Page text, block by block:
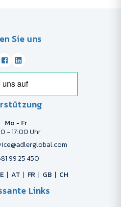
Sie uns
Mo - Fr
- 17:00 Uhr
99 25 450
AT FR GB CH
Links